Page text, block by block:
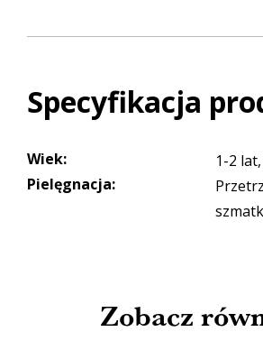
Specyfikacja
Wiek:
1-2
Pielęgnacja:
Zobacz